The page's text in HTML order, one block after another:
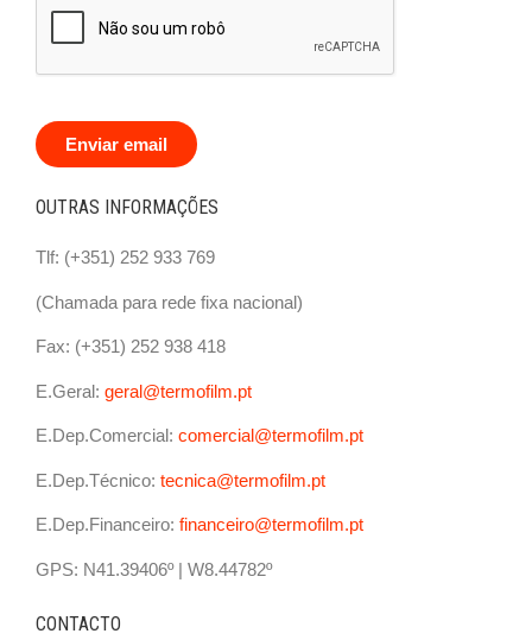
Enviar email
OUTRAS INFORMAÇÕES
Tlf: (+351) 252 933 769
(Chamada para rede fixa nacional)
Fax: (+351) 252 938 418
E.Geral: geral@termofilm.pt
E.Dep.Comercial: comercial@termofilm.pt
E.Dep.Técnico: tecnica@termofilm.pt
E.Dep.Financeiro: financeiro@termofilm.pt
GPS: N41.39406º | W8.44782º
CONTACTO